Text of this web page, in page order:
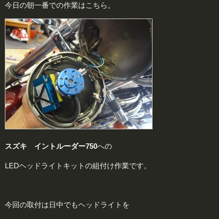
今日の朝一番での作業はこちら。
スズキ イントルーダー750への
LEDヘッドライトキットの組付け作業です。
今回の取付は日中でもヘッドライトを